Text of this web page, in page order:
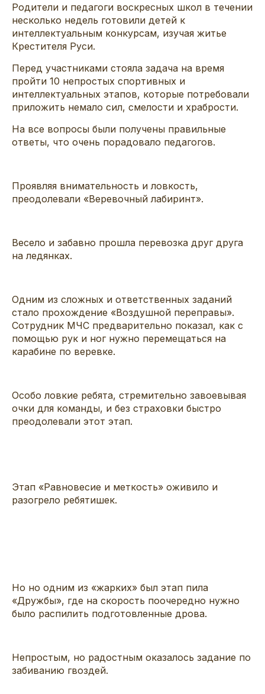
Родители и педагоги воскресных школ в течении
несколько недель готовили детей к
интеллектуальным конкурсам, изучая житье
Крестителя Руси.
Перед участниками стояла задача на время
пройти 10 непростых спортивных и
интеллектуальных этапов, которые потребовали
приложить немало сил, смелости и храбрости.
На все вопросы были получены правильные
ответы, что очень порадовало педагогов.
Проявляя внимательность и ловкость,
преодолевали «Веревочный лабиринт».
Весело и забавно прошла перевозка друг друга
на ледянках.
Одним из сложных и ответственных заданий
стало прохождение «Воздушной переправы».
Сотрудник МЧС предварительно показал, как с
помощью рук и ног нужно перемещаться на
карабине по веревке.
Особо ловкие ребята, стремительно завоевывая
очки для команды, и без страховки быстро
преодолевали этот этап.
Этап «Равновесие и меткость» оживило и
разогрело ребятишек.
Но но одним из «жарких» был этап пила
«Дружбы», где на скорость поочередно нужно
было распилить подготовленные дрова.
Непростым, но радостным оказалось задание по
забиванию гвоздей.